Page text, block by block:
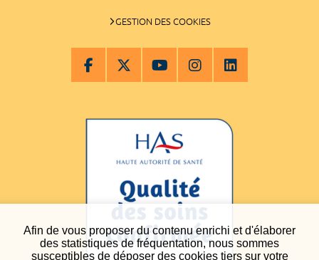
Afin de vous proposer du contenu enrichi et d'élaborer
des statistiques de fréquentation, nous sommes
susceptibles de déposer des cookies tiers sur votre
GESTION DES COOKIES